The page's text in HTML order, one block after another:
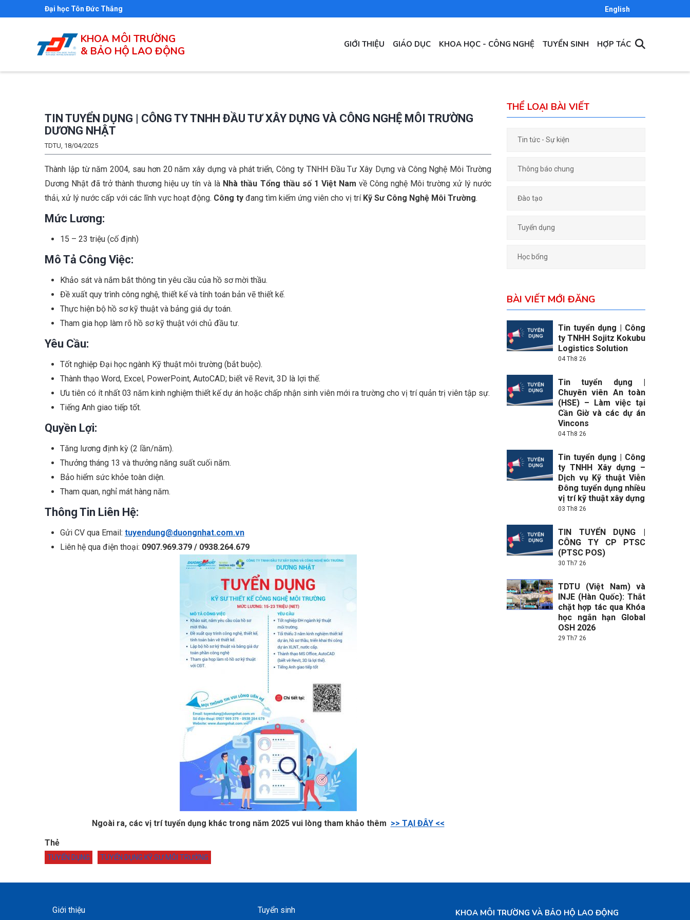
Đại học Tôn Đức Thắng English
KHOA MÔI TRƯỜNG
& BẢO HỘ LAO ĐỘNG
MAIN
NAVIGATION
GIỚI THIỆU GIÁO DỤC KHOA HỌC - CÔNG NGHỆ TUYỂN SINH HỢP TÁC
TIN TUYỂN DỤNG | CÔNG TY TNHH ĐẦU TƯ XÂY DỰNG VÀ CÔNG NGHỆ MÔI TRƯỜNG
DƯƠNG NHẬT
TDTU, 18/04/2025
Thành lập từ năm 2004, sau hơn 20 năm xây dựng và phát triển, Công ty TNHH Đầu Tư Xây Dựng và Công Nghệ Môi Trường
Dương Nhật đã trở thành thương hiệu uy tín và là Nhà thầu Tổng thầu số 1 Việt Nam về Công nghệ Môi trường xử lý nước
thải, xử lý nước cấp với các lĩnh vực hoạt động. Công ty đang tìm kiếm ứng viên cho vị trí Kỹ Sư Công Nghệ Môi Trường.
Mức Lương:
15 – 23 triệu (cố định)
Mô Tả Công Việc:
Khảo sát và nắm bắt thông tin yêu cầu của hồ sơ mời thầu.
Đề xuất quy trình công nghệ, thiết kế và tính toán bản vẽ thiết kế.
Thực hiện bộ hồ sơ kỹ thuật và bảng giá dự toán.
Tham gia họp làm rõ hồ sơ kỹ thuật với chủ đầu tư.
Yêu Cầu:
Tốt nghiệp Đại học ngành Kỹ thuật môi trường (bắt buộc).
Thành thạo Word, Excel, PowerPoint, AutoCAD; biết vẽ Revit, 3D là lợi thế.
Ưu tiên có ít nhất 03 năm kinh nghiệm thiết kế dự án hoặc chấp nhận sinh viên mới ra trường cho vị trí quản trị viên tập sự.
Tiếng Anh giao tiếp tốt.
Quyền Lợi:
Tăng lương định kỳ (2 lần/năm).
Thưởng tháng 13 và thưởng năng suất cuối năm.
Bảo hiểm sức khỏe toàn diện.
Tham quan, nghỉ mát hàng năm.
Thông Tin Liên Hệ:
Gửi CV qua Email: tuyendung@duongnhat.com.vn
Liên hệ qua điện thoại: 0907.969.379 / 0938.264.679
Ngoài ra, các vị trí tuyển dụng khác trong năm 2025 vui lòng tham khảo thêm >> TẠI ĐÂY <<
Thẻ
TUYỂN DỤNG TUYỂN DỤNG KỸ SƯ MÔI TRƯỜNG
THỂ LOẠI BÀI VIẾT
Tin tức - Sự kiện
Thông báo chung
Đào tạo
Tuyển dụng
Học bổng
BÀI VIẾT MỚI ĐĂNG
Tin tuyển dụng | Công
ty TNHH Sojitz Kokubu
Logistics Solution
04 Th8 26
Tin tuyển dụng |
Chuyên viên An toàn
(HSE) – Làm việc tại
Cần Giờ và các dự án
Vincons
04 Th8 26
Tin tuyển dụng | Công
ty TNHH Xây dựng –
Dịch vụ Kỹ thuật Viễn
Đông tuyển dụng nhiều
vị trí kỹ thuật xây dựng
03 Th8 26
TIN TUYỂN DỤNG |
CÔNG TY CP PTSC
(PTSC POS)
30 Th7 26
TDTU (Việt Nam) và
INJE (Hàn Quốc): Thắt
chặt hợp tác qua Khóa
học ngắn hạn Global
OSH 2026
29 Th7 26
Giới thiệu
Tuyển sinh
KHOA MÔI TRƯỜNG VÀ BẢO HỘ LAO ĐỘNG